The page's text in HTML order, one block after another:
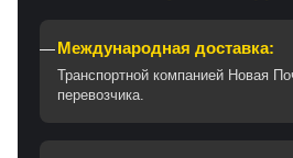
Международная доставка:
Транспортной компанией Новая
перевозчика.